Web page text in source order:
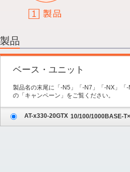
3.保守サービス
4.内容の確認
製品
ベース・ユニット
製品名の末尾に「-N5」「-N7」「-NX」「
の「キャンペーン」をご覧ください。
AT-x330-20GTX 10/100/1000BASE-